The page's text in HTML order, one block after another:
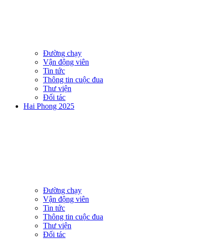
Đường chạy
Vận động viên
Tin tức
Thông tin cuộc đua
Thư viện
Đối tác
Hai Phong 2025
Đường chạy
Vận động viên
Tin tức
Thông tin cuộc đua
Thư viện
Đối tác